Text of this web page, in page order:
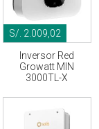
S/. 2.009,02
Inversor Red
Growatt MIN
3000TL-X